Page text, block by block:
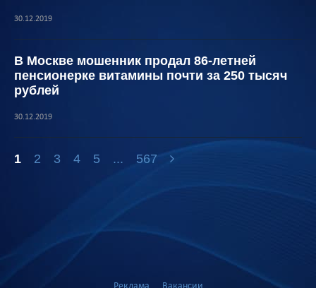
30.12.2019
В Москве мошенник продал 86-летней
пенсионерке витамины почти за 250 тысяч
рублей
30.12.2019
1 2 3 4 5 ... 567